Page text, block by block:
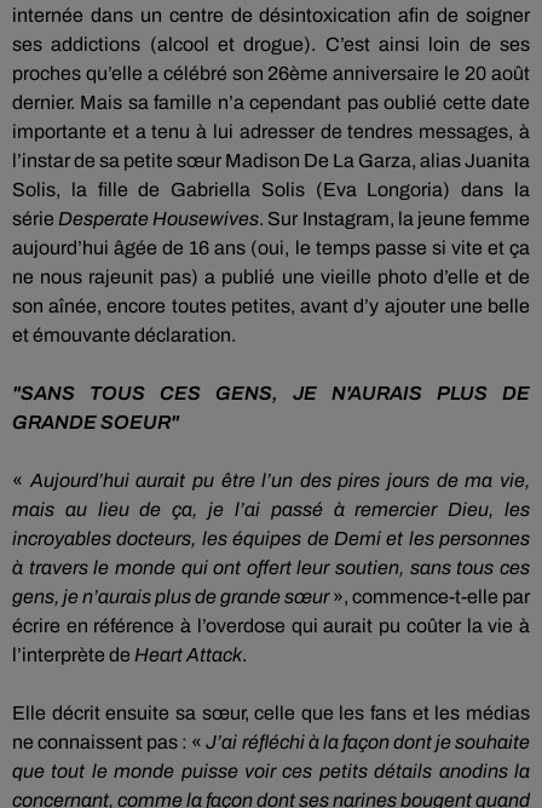
internée dans un centre de désintoxication afin de soigner
ses addictions (alcool et drogue). C’est ainsi loin de ses
proches qu’elle a célébré son 26ème anniversaire le 20 août
dernier. Mais sa famille n’a cependant pas oublié cette date
importante et a tenu à lui adresser de tendres messages, à
l’instar de sa petite sœur Madison De La Garza, alias Juanita
Solis, la fille de Gabriella Solis (Eva Longoria)
dans la
série Desperate Housewives. Sur Instagram, la jeune femme
aujourd’hui âgée de 16 ans (oui, le temps passe si vite et ça
ne nous rajeunit pas) a publié une vieille photo d’elle et de
son aînée, encore toutes petites, avant d’y ajouter une belle
et émouvante déclaration.
"SANS TOUS CES GENS, JE N'AURAIS PLUS DE
GRANDE SOEUR"
« Aujourd’hui aurait pu être l’un des pires jours de ma vie,
mais au lieu de ça, je l’ai passé à remercier Dieu, les
incroyables docteurs, les équipes de Demi et les personnes
à travers le monde quiont offert leur soutien, sans tous ces
gens, je n’aurais plus de grande sœur», commence-t-elle par
écrire en référence à l’overdose qui aurait pu coûter la vie à
l’interprète de Heart Attack.
Elle décrit ensuite sa sœur, celle que les fans et les médias
ne connaissent pas : «J’ai réfléchi à la façon dont je souhaite
que tout le monde puisse voir ces petits détails anodins la
concernant, comme la façon dont ses narines bougent quand